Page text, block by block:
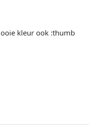
kleur ook :thumb